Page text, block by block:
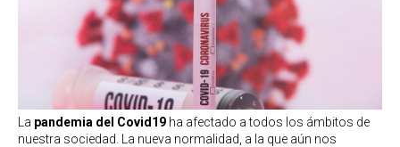
La pandemia del Covid19 ha afectado a todos los ámbitos de
nuestra sociedad. La nueva normalidad, a la que aún nos